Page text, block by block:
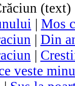
(text)
| Mos
| Din
|
veste